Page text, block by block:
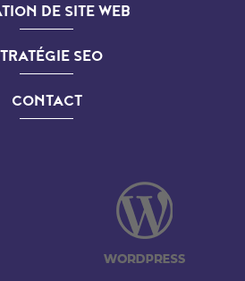
DE SITE WEB
SEO
CONTACT